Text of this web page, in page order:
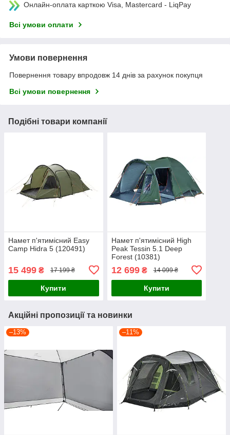
Онлайн-оплата карткою Visa, Mastercard - LiqPay
Всі умови оплати
Умови повернення
Повернення товару впродовж 14 днів за рахунок покупця
Всі умови повернення
Подібні товари компанії
Намет п'ятимісний Easy
Camp Hidra 5 (120491)
15 499 ₴ 17 199 ₴
Купити
Намет п'ятимісний High
Peak Tessin 5.1 Deep
Forest (10381)
12 699₴ 14 099 ₴
Купити
Акційні пропозиції та новинки
–13% –11%